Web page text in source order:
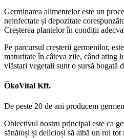
Germinarea alimentelor este un
neinfectate și depozitate
Creșterea plantelor în condiții
Pe parcursul creșterii germenilor,
maturitate în câteva zile, când ating
vlăstari vegetali sunt o sursă
ÖkoVital Kft.
De peste 20 de ani producem
Obiectivul nostru principal este ca
sănătoși și delicioși să aibă un rol